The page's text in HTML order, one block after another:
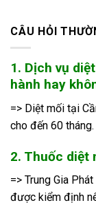
CÂU HỎI
1. Dịch vụ
hành hay
=> Diệt mối tại
cho đến 60 tháng.
2. Thuốc diệt
=> Trung Gia
được kiểm định